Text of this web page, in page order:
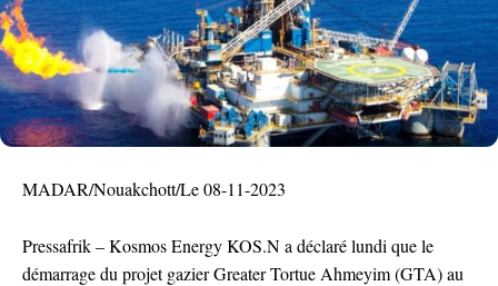
MADAR/Nouakchott/Le 08-11-2023
Pressafrik – Kosmos Energy KOS.N a déclaré lundi que le
démarrage du projet gazier Greater Tortue Ahmeyim (GTA) au